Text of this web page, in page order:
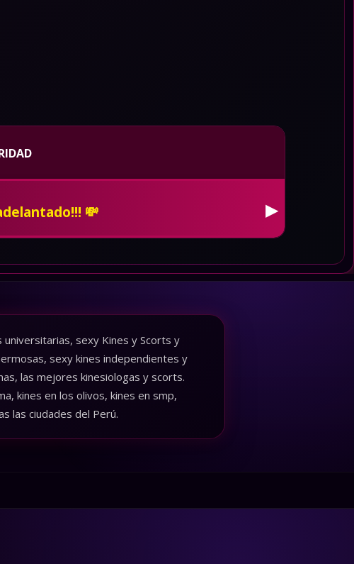
de whatsapp, pon tus redes en
policia. 🚓
▶
sexy Kines y Scorts y
sexy kines independientes y
las mejores kinesiologas y scorts.
kines en los olivos, kines en smp,